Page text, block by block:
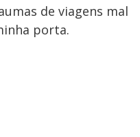
de viagens mal
porta.